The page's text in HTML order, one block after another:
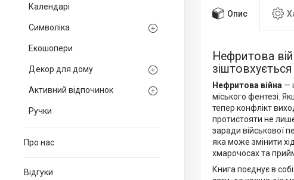
Календарі
Символіка
Екошопери
Декор для дому
Активний відпочинок
Ручки
Про нас
Відгуки
Опис
Нефритова
Нефритова війна —
міського фентезі.
тепер конфлікт
протистояти не
заради військової
яка може змінити
хмарочосах та
Книга поєднує в